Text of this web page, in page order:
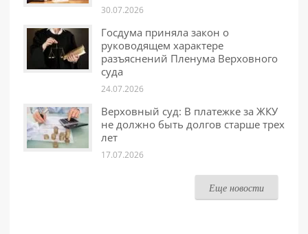
30.07.2026
Госдума приняла закон о
руководящем характере
разъяснений Пленума Верховного
суда
24.07.2026
Верховный суд: В платежке за ЖКУ
не должно быть долгов старше трех
лет
17.07.2026
Еще новости